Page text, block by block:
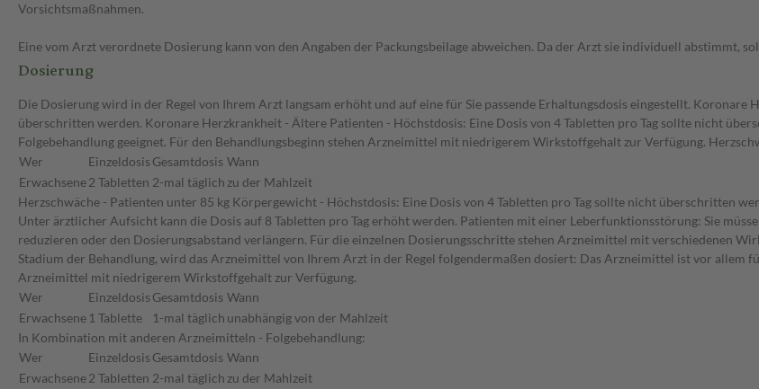
Vorsichtsmaßnahmen.
Eine vom Arzt verordnete Dosierung kann von den Angaben der Packungsbeilage abweichen. Da der Arzt sie individuell abstimmt,
Dosierung
Die Dosierung wird in der Regel von Ihrem Arzt langsam erhöht und auf eine für Sie passende Erhaltungsdosis eingestellt.
überschritten werden. Koronare Herzkrankheit - Ältere Patienten - Höchstdosis: Eine Dosis von 4 Tabletten pro Tag sollte nicht
Folgebehandlung geeignet. Für den Behandlungsbeginn stehen Arzneimittel mit niedrigerem Wirkstoffgehalt zur Verfügung.
Wer
Einzeldosis Gesamtdosis Wann
Erwachsene2 Tabletten 2-mal täglich zu der Mahlzeit
Herzschwäche - Patienten unter 85 kg Körpergewicht - Höchstdosis: Eine Dosis von 4 Tabletten pro Tag sollte nicht überschritten
Unter ärztlicher Aufsicht kann die Dosis auf 8 Tabletten pro Tag erhöht werden. Patienten mit einer Leberfunktionsstörung: Sie
reduzieren oder den Dosierungsabstand verlängern. Für die einzelnen Dosierungsschritte stehen Arzneimittel mit verschiedenen
Stadium der Behandlung, wird das Arzneimittel von Ihrem Arzt in der Regel folgendermaßen dosiert: Das Arzneimittel ist vor allem
Arzneimittel mit niedrigerem Wirkstoffgehalt zur Verfügung.
Wer
Einzeldosis Gesamtdosis Wann
Erwachsene 1 Tablette 1-mal täglich unabhängig von der Mahlzeit
In Kombination mit anderen Arzneimitteln - Folgebehandlung:
Wer
Einzeldosis Gesamtdosis Wann
Erwachsene2 Tabletten 2-mal täglich zu der Mahlzeit